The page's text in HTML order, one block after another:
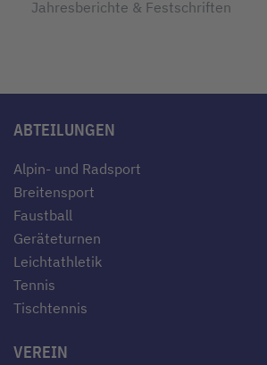
Jahresberichte & Festschriften
ABTEILUNGEN
Alpin- und Radsport
Breitensport
Faustball
Geräteturnen
Leichtathletik
Tennis
Tischtennis
VEREIN